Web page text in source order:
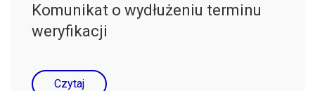
Komunikat o wydłużeniu terminu
weryfikacji
Czytaj